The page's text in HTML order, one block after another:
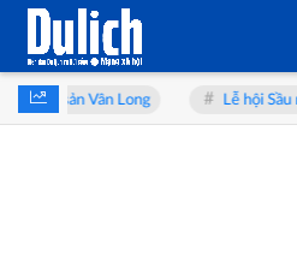
Lễ hội Sầu riêng Đắk Lắk